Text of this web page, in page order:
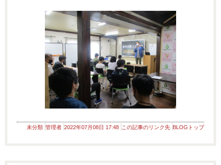
未分類 管理者 2022年07月08日 17:48 この記事のリンク先 BLOGトップ